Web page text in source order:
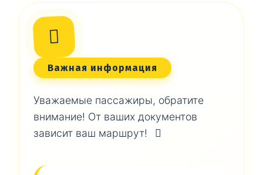
Важная информация
Уважаемые пассажиры, обратите
внимание! От ваших документов
зависит ваш маршрут!